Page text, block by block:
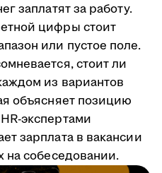
заплатят за работу.
цифры стоит
или пустое поле.
стоит ли
из вариантов
объясняет позицию
экспертами
зарплата в вакансии
на собеседовании.